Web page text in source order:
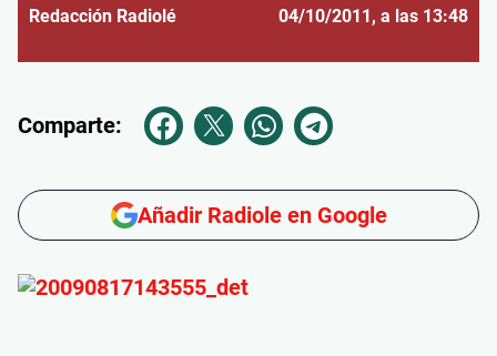
Redacción Radiolé 04/10/2011, a las 13:48
Comparte:
Añadir Radiole en Google